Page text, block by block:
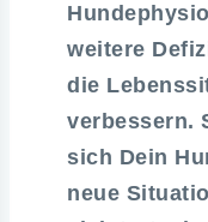
weitere
die
verbessern.
sich Dein
neue